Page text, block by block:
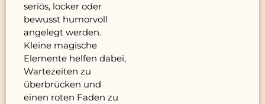
seriös, locker oder
bewusst humorvoll
angelegt werden.
Kleine magische
Elemente helfen dabei,
Wartezeiten zu
überbrücken und
einen roten Faden zu